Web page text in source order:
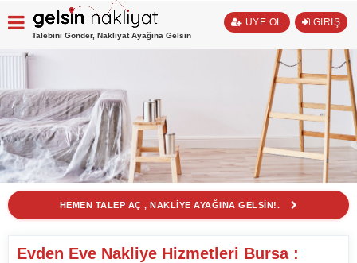
Talebini Gönder, Nakliyat Ayağına Gelsin
ÜYE OL GİRİŞ
HEMEN TALEP AÇ , NAKLİYE AYAĞINA GELSİN!.
Evden Eve Nakliye Hizmetleri Bursa :